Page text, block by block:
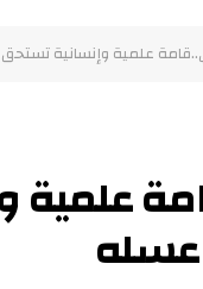
علمية وإنسانية
عسله